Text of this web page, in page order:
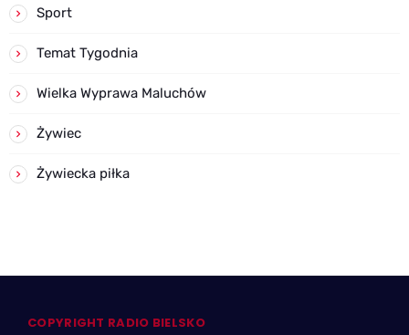
Sport
Temat Tygodnia
Wielka Wyprawa Maluchów
Żywiec
Żywiecka piłka
COPYRIGHT RADIO BIELSKO